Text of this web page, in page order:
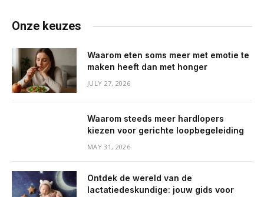
Onze keuzes
Waarom eten soms meer met emotie te
maken heeft dan met honger
JULY 27, 2026
Waarom steeds meer hardlopers
kiezen voor gerichte loopbegeleiding
MAY 31, 2026
Ontdek de wereld van de
lactatiedeskundige: jouw gids voor